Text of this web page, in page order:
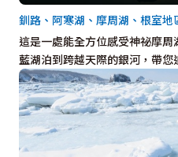
這是一處能全方位感受神祕摩
藍湖泊到跨越天際的銀河，帶
釧路、阿寒湖、摩周湖、根室地